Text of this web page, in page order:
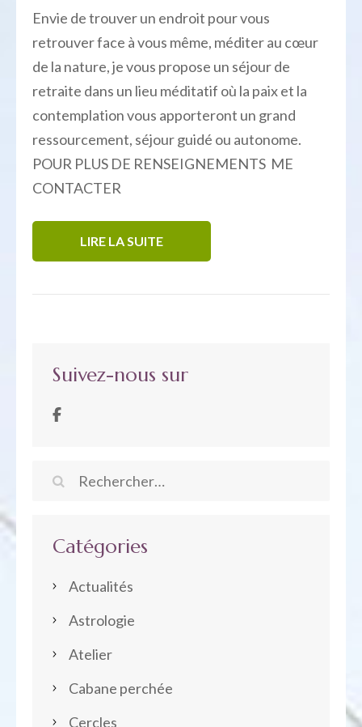
Envie de trouver un endroit pour vous
retrouver face à vous même, méditer au cœur
de la nature, je vous propose un séjour de
retraite dans un lieu méditatif où la paix et la
contemplation vous apporteront un grand
ressourcement, séjour guidé ou autonome.
POUR PLUS DE RENSEIGNEMENTS ME
CONTACTER
LIRE LA SUITE
Suivez-nous sur
Rechercher :
Catégories
Actualités
Astrologie
Atelier
Cabane perchée
Cercles